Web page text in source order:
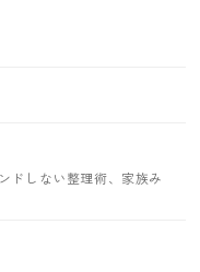
ドしない整理術、家族み